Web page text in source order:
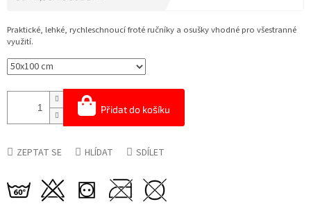
Přidat do košíku
Praktické, lehké, rychleschnoucí froté ručníky a osušky vhodné pro všestranné
využití.
ZEPTAT SE HLÍDAT SDÍLET